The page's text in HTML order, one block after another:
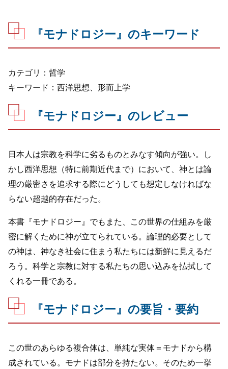
『モナドロジー』のキーワード
カテゴリ：哲学
キーワード：西洋思想、形而上学
『モナドロジー』のレビュー
日本人は宗教を科学に劣るものとみなす傾向が強い。し
かし西洋思想（特に前期近代まで）において、神とは論
理の厳密さを追求する際にどうしても想定しなければな
らない超越的存在だった。
本書『モナドロジー』でもまた、この世界の仕組みを厳
密に解くために神が立てられている。論理的必要として
の神は、神なき社会に住まう私たちには新鮮に見えるだ
ろう。科学と宗教に対する私たちの思い込みを払拭して
くれる一冊である。
『モナドロジー』の要旨・要約
この世のあらゆる複合体は、単純な実体＝モナドから構
成されている。モナドは部分を持たない。そのため一挙